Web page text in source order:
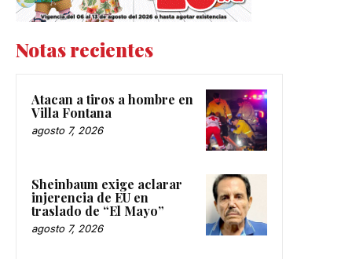
Notas recientes
Atacan a tiros a hombre en
Villa Fontana
agosto 7, 2026
Sheinbaum exige aclarar
injerencia de EU en
traslado de “El Mayo”
agosto 7, 2026